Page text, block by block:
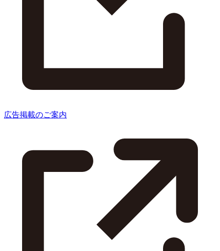
広告掲載のご案内